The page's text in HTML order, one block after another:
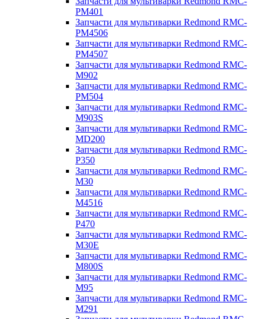
PM401
Запчасти для мультиварки Redmond RMC-
PM4506
Запчасти для мультиварки Redmond RMC-
PM4507
Запчасти для мультиварки Redmond RMC-
M902
Запчасти для мультиварки Redmond RMC-
PM504
Запчасти для мультиварки Redmond RMC-
M903S
Запчасти для мультиварки Redmond RMC-
MD200
Запчасти для мультиварки Redmond RMC-
P350
Запчасти для мультиварки Redmond RMC-
M30
Запчасти для мультиварки Redmond RMC-
M4516
Запчасти для мультиварки Redmond RMC-
P470
Запчасти для мультиварки Redmond RMC-
M30E
Запчасти для мультиварки Redmond RMC-
M800S
Запчасти для мультиварки Redmond RMC-
M95
Запчасти для мультиварки Redmond RMC-
M291